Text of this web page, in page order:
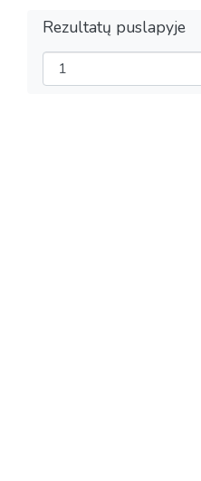
Rezultatų puslapyje